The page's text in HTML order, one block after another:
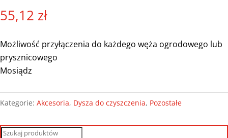
55,12 zł
Możliwość przyłączenia do każdego węża ogrodowego lub
prysznicowego
Mosiądz
Kategorie: Akcesoria, Dysza do czyszczenia, Pozostałe
Wyszukiwarka